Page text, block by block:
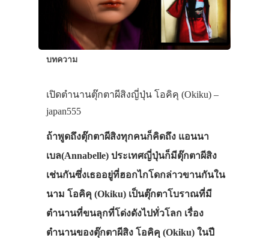
บทความ
เปิดตำนานตุ๊กตาผีสิงญี่ปุ่น โอคิคุ (Okiku) –
japan555
ถ้าพูดถึงตุ๊กตาผีสิงทุกคนก็คิดถึง แอนนา
เบล(Annabelle) ประเทศญี่ปุ่นก็มีตุ๊กตาผีสิง
เช่นกันซึ่งเธออยู่ที่ฮอกไกโดกล่าวขานกันใน
นาม โอคิคุ (Okiku) เป็นตุ๊กตาโบราณที่มี
ตำนานที่ขนลุกที่โด่งดังไปทั่วโลก เรื่อง
ตำนานของตุ๊กตาผีสิง โอคิคุ (Okiku) ในปี